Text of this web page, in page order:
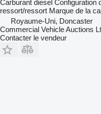
Carburant diesel Configuration
ressort/ressort Marque de la
Royaume-Uni, Doncaster
Commercial Vehicle Auctions
Contacter le vendeur